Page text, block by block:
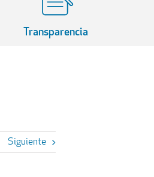
Transparencia
Siguiente